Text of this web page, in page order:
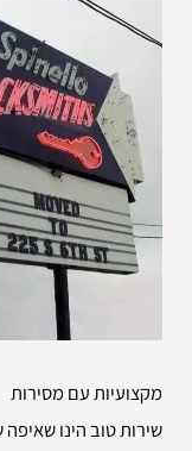
מקצועיות עם מסירות
שירות טוב הינו